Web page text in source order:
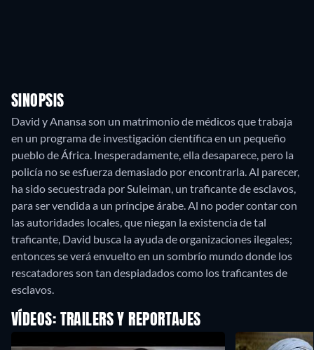
SINOPSIS
David y Anansa son un matrimonio de médicos que trabaja
en un programa de investigación científica en un pequeño
pueblo de África. Inesperadamente, ella desaparece, pero la
policía no se esfuerza demasiado por encontrarla. Al parecer,
ha sido secuestrada por Suleiman, un traficante de esclavos,
para ser vendida a un príncipe árabe. Al no poder contar con
las autoridades locales, que niegan la existencia de tal
traficante, David busca la ayuda de organizaciones ilegales;
entonces se verá envuelto en un sombrío mundo donde los
rescatadores son tan despiadados como los traficantes de
esclavos.
VÍDEOS: TRAILERS Y REPORTAJES